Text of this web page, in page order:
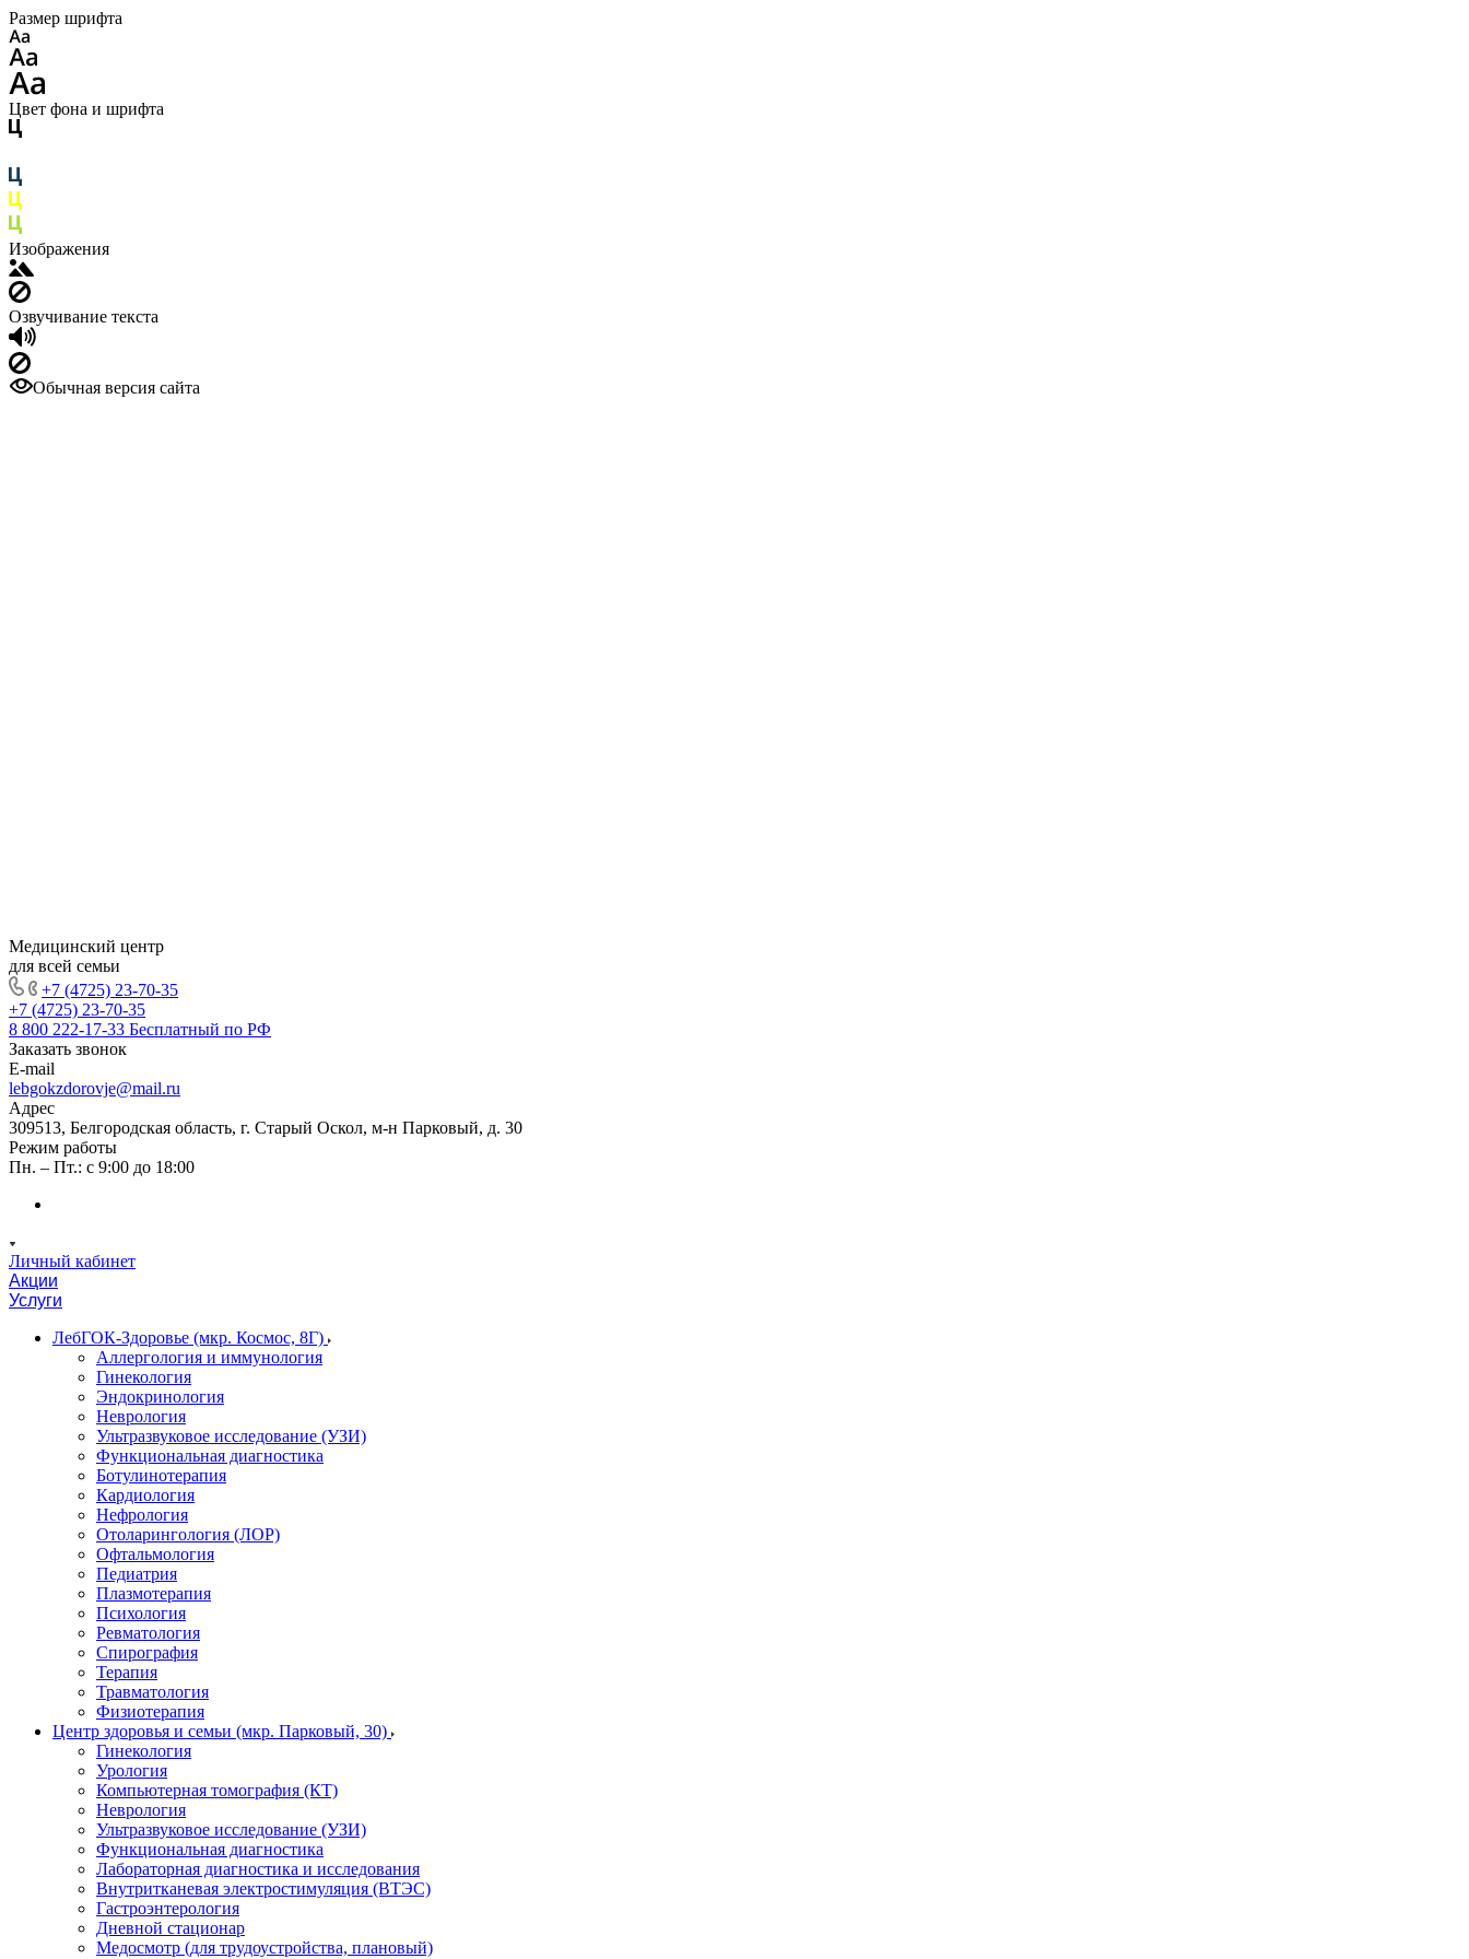
Размер шрифта
Цвет фона и шрифта
Изображения
Озвучивание текста
Обычная версия сайта
Медицинский центр
для всей семьи
+7 (4725) 23-70-35
+7 (4725) 23-70-35
8 800 222-17-33 Бесплатный по РФ
Заказать звонок
E-mail
lebgokzdorovje@mail.ru
Адрес
309513, Белгородская область, г. Старый Оскол, м-н Парковый, д. 30
Режим работы
Пн. – Пт.: с 9:00 до 18:00
Личный кабинет
Акции
Услуги
ЛебГОК-Здоровье (мкр. Космос, 8Г)
Аллергология и иммунология
Гинекология
Эндокринология
Неврология
Ультразвуковое исследование (УЗИ)
Функциональная диагностика
Ботулинотерапия
Кардиология
Нефрология
Отоларингология (ЛОР)
Офтальмология
Педиатрия
Плазмотерапия
Психология
Ревматология
Спирография
Терапия
Травматология
Физиотерапия
Центр здоровья и семьи (мкр. Парковый, 30)
Гинекология
Урология
Компьютерная томография (КТ)
Неврология
Ультразвуковое исследование (УЗИ)
Функциональная диагностика
Лабораторная диагностика и исследования
Внутритканевая электростимуляция (ВТЭС)
Гастроэнтерология
Дневной стационар
Медосмотр (для трудоустройства, плановый)